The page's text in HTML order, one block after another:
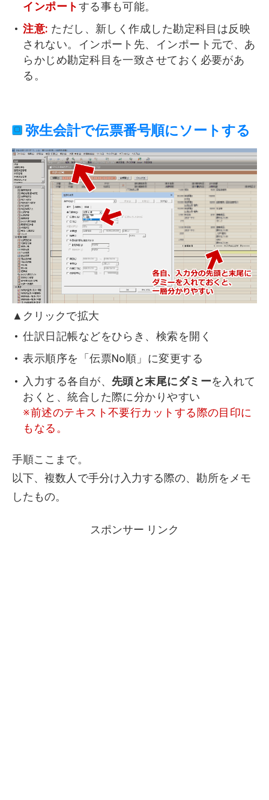
インポート する事も可能。
注意: ただし、新しく作成した勘定科目は反映
されない。インポート先、インポート元で、あ
らかじめ勘定科目を一致させておく必要があ
る。
弥生会計で伝票番号順にソートする
▲クリックで拡大
仕訳日記帳などをひらき、検索を開く
表示順序を「伝票No順」に変更する
入力する各自が、 先頭と末尾にダミーを入れて
おくと、統合した際に分かりやすい
※前述のテキスト不要行カットする際の目印に
もなる。
手順ここまで。
以下、複数人で手分け入力する際の、勘所をメモ
したもの。
スポンサー リンク